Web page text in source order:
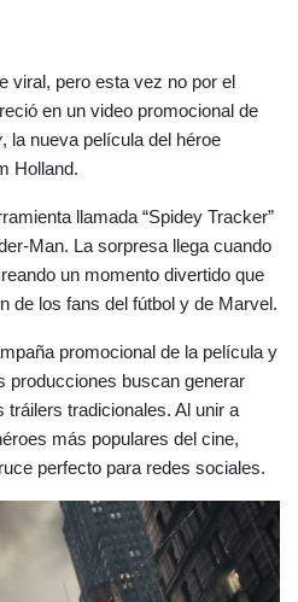
viral, pero esta vez no por el
, la nueva película del héroe
Holland.
llamada “Spidey Tracker”
Man. La sorpresa llega cuando
un momento divertido que
de los fans del fútbol y de Marvel.
promocional de la película y
producciones buscan generar
tradicionales. Al unir a
más populares del cine,
perfecto para redes sociales.